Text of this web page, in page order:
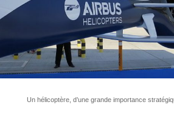
Un hélicoptère, d’une grande importance